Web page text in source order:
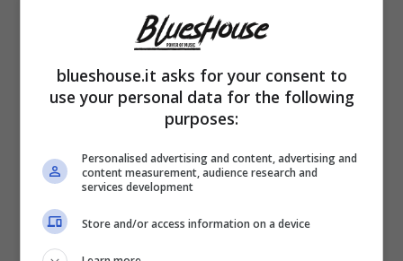
Non sembrano esserci notizie granché
positiveda questo punto di vista. All’incirca
tre anni fa la stessa Sandra Milo ammise di
anni l’attrice aveva svelato di avere
necessità di lavorare perché due dei suoi tre
figli non avevano un lavoro.
blueshouse.it asks for your consent to
use your personal data for the following
purposes:
Personalised advertising and content, advertising and
content measurement, audience research and
services development
Store and/or access information on a device